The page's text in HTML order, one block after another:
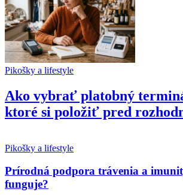
Pikošky a lifestyle
Ako vybrať platobný
ktoré si položiť pred
Pikošky a lifestyle
Prírodná podpora trávenia a
funguje?